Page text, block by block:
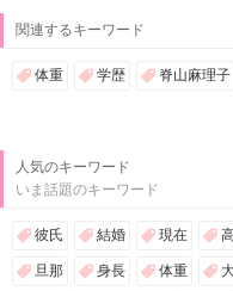
関連するキーワード
体重 学歴 脊山麻理子
人気のキーワード
いま話題のキーワード
彼氏 結婚 現在
旦那 身長 体重